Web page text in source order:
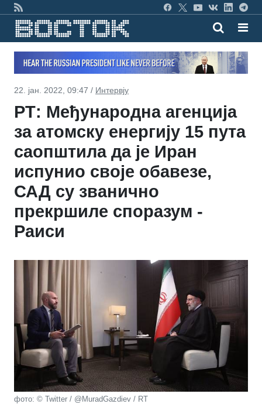
22. јан. 2022, 09:47 / Интервју
РТ: Међународна агенција
за атомску енергију 15 пута
саопштила да је Иран
испунио своје обавезе,
САД су званично
прекршиле споразум -
Раиси
фото: © Twitter / @MuradGazdiev / RT